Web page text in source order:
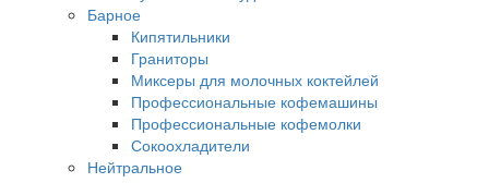
Барное
Кипятильники
Граниторы
Миксеры для молочных коктейлей
Профессиональные кофемашины
Профессиональные кофемолки
Сокоохладители
Нейтральное